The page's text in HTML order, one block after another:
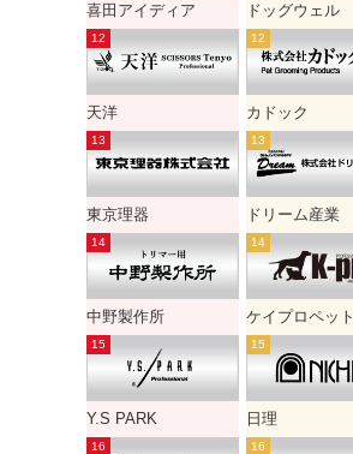
喜田アイディア
天洋
東京理器
中野製作所
Y.S PARK
ドッグウェル
カドック
ドリーム産業
ケイプロペット
日理